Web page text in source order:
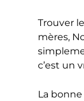
Trouver
mères,
c’est un
La bonne